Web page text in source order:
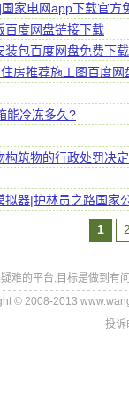
家电网app下载官方
百度网盘链接下载
装包百度网盘免费下载
房推荐施工图百度网
能冷冻多久?
筑物的行政处罚决
器|护林员之路国家
1
难的平台,目标是做到有
© 2008-2013
投诉